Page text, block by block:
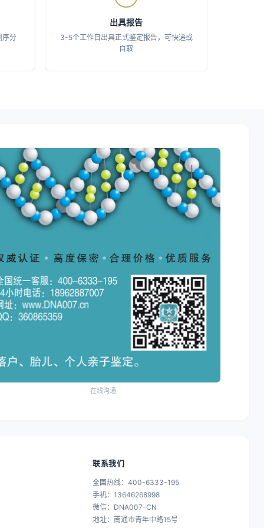
序分
出具报告
3-5个工作日出具正式鉴定报告，可快递或
自取
在线沟通
联系我们
全国热线：400-6333-195
手机：13646268998
微信：DNA007-CN
地址：南通市青年中路15号